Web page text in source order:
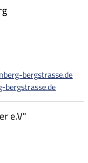
nb rg-b rgstr ss d
e.V"